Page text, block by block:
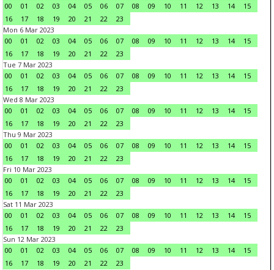
00
01 02 03 04 05 06 07 08 09 10 11 12 13 14
15
16
17 18 19 20 21 22
23
Mon 6 Mar 2023
00
01 02 03 04 05 06 07 08 09 10 11 12 13 14
15
16
17 18 19 20 21 22
23
Tue 7 Mar 2023
00
01 02 03 04 05 06 07 08 09 10 11 12 13 14
15
16
17 18 19 20 21 22
23
Wed 8 Mar 2023
00
01 02 03 04 05 06 07 08 09 10 11 12 13 14
15
16
17 18 19 20 21 22
23
Thu 9 Mar 2023
00
01 02 03 04 05 06 07 08 09 10 11 12 13 14
15
16
17 18 19 20 21 22
23
Fri 10 Mar 2023
00
01 02 03 04 05 06 07 08 09 10 11 12 13 14
15
16
17 18 19 20 21 22
23
Sat 11 Mar 2023
00
01 02 03 04 05 06 07 08 09 10 11 12 13 14
15
16
17 18 19 20 21 22
23
Sun 12 Mar 2023
00
01 02 03 04 05 06 07 08 09 10 11 12 13 14
15
16
17 18 19 20 21 22
23